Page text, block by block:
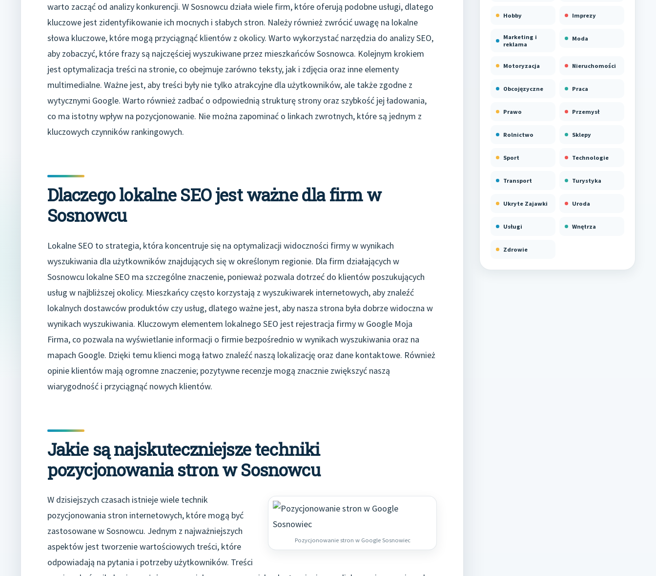
warto zacząć od analizy konkurencji. W Sosnowcu działa wiele firm, które oferują podobne usługi, dlatego
kluczowe jest zidentyfikowanie ich mocnych i słabych stron. Należy również zwrócić uwagę na lokalne
słowa kluczowe, które mogą przyciągnąć klientów z okolicy. Warto wykorzystać narzędzia do analizy SEO,
aby zobaczyć, które frazy są najczęściej wyszukiwane przez mieszkańców Sosnowca. Kolejnym krokiem
jest optymalizacja treści na stronie, co obejmuje zarówno teksty, jak i zdjęcia oraz inne elementy
multimedialne. Ważne jest, aby treści były nie tylko atrakcyjne dla użytkowników, ale także zgodne z
wytycznymi Google. Warto również zadbać o odpowiednią strukturę strony oraz szybkość jej ładowania,
co ma istotny wpływ na pozycjonowanie. Nie można zapominać o linkach zwrotnych, które są jednym z
kluczowych czynników rankingowych.
Dlaczego lokalne SEO jest ważne dla firm w
Sosnowcu
Lokalne SEO to strategia, która koncentruje się na optymalizacji widoczności firmy w wynikach
wyszukiwania dla użytkowników znajdujących się w określonym regionie. Dla firm działających w
Sosnowcu lokalne SEO ma szczególne znaczenie, ponieważ pozwala dotrzeć do klientów poszukujących
usług w najbliższej okolicy. Mieszkańcy często korzystają z wyszukiwarek internetowych, aby znaleźć
lokalnych dostawców produktów czy usług, dlatego ważne jest, aby nasza strona była dobrze widoczna w
wynikach wyszukiwania. Kluczowym elementem lokalnego SEO jest rejestracja firmy w Google Moja
Firma, co pozwala na wyświetlanie informacji o firmie bezpośrednio w wynikach wyszukiwania oraz na
mapach Google. Dzięki temu klienci mogą łatwo znaleźć naszą lokalizację oraz dane kontaktowe. Również
opinie klientów mają ogromne znaczenie; pozytywne recenzje mogą znacznie zwiększyć naszą
wiarygodność i przyciągnąć nowych klientów.
Jakie są najskuteczniejsze techniki
pozycjonowania stron w Sosnowcu
Pozycjonowanie stron w Google Sosnowiec
W dzisiejszych czasach istnieje wiele technik
pozycjonowania stron internetowych, które mogą być
zastosowane w Sosnowcu. Jednym z najważniejszych
aspektów jest tworzenie wartościowych treści, które
odpowiadają na pytania i potrzeby użytkowników. Treści
Hobby Imprezy
Marketing i
reklama
Moda
Motoryzacja Nieruchomości
Obcojęzyczne Praca
Prawo Przemysł
Rolnictwo Sklepy
Sport Technologie
Transport Turystyka
Ukryte Zajawki Uroda
Usługi Wnętrza
Zdrowie